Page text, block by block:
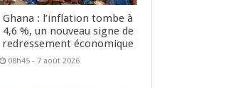
Ghana : l’inflation tombe à
4,6 %, un nouveau signe de
redressement économique
08h45 - 7 août 2026